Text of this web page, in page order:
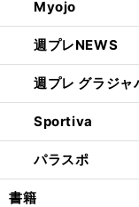
Myojo
週プレNEWS
週プレ グラジャ
Sportiva
パラスポ
書籍